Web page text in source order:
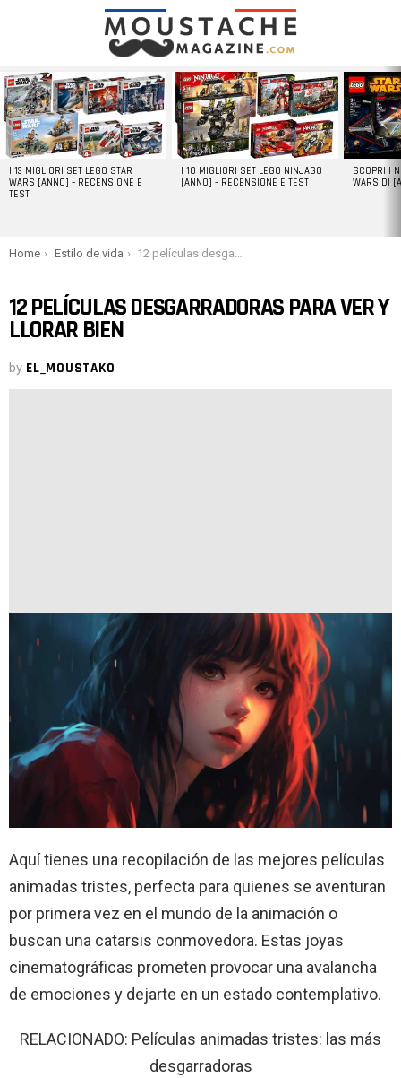
LATEST
STORIES
I 13 MIGLIORI SET LEGO STAR
WARS [ANNO] – RECENSIONE E
TEST
I 10 MIGLIORI SET LEGO NINJAGO
[ANNO] – RECENSIONE E TEST
SCOPRI I
WARS DI
You are here:
Home Estilo de vida 12 películas desgarradoras para ver y llorar bien
12 PELÍCULAS DESGARRADORAS PARA VER Y
LLORAR BIEN
by EL_MOUSTAKO
Aquí tienes una recopilación de las mejores películas
animadas tristes, perfecta para quienes se aventuran
por primera vez en el mundo de la animación o
buscan una catarsis conmovedora. Estas joyas
cinematográficas prometen provocar una avalancha
de emociones y dejarte en un estado contemplativo.
RELACIONADO: Películas animadas tristes: las más
desgarradoras